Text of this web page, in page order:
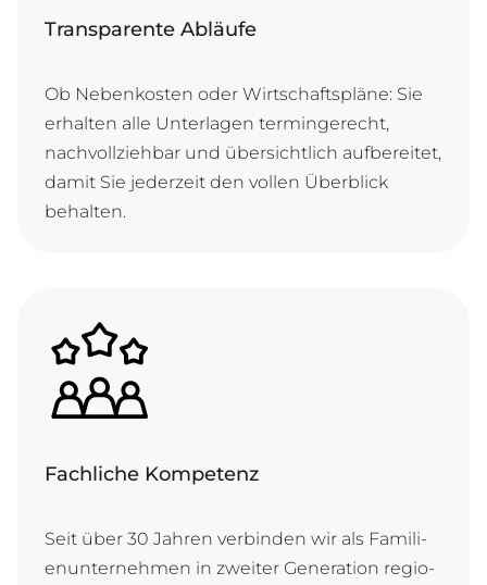
Transparente Abläufe
Ob Ne­ben­kos­ten o­der Wirt­schafts­plä­ne: Sie
er­hal­ten al­le Un­ter­la­gen ter­min­ge­recht,
nach­voll­zie­hbar und ü­ber­sicht­lich auf­be­rei­tet,
da­mit Sie je­der­zeit den vol­len Ü­ber­blick
behalten.
Fachliche Kompetenz
Seit ü­ber 30 Jah­ren ver­bin­den wir als Fa­mi­li­
en­un­ter­neh­men in zwei­ter Ge­ne­ra­ti­on re­gi­o­